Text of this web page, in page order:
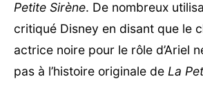
Petite Sirène. De nombreux
critiqué Disney en disant que le
actrice noire pour le rôle d’Ariel
pas à l’histoire originale de La